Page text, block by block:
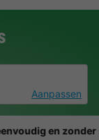
huisdierAanpassen